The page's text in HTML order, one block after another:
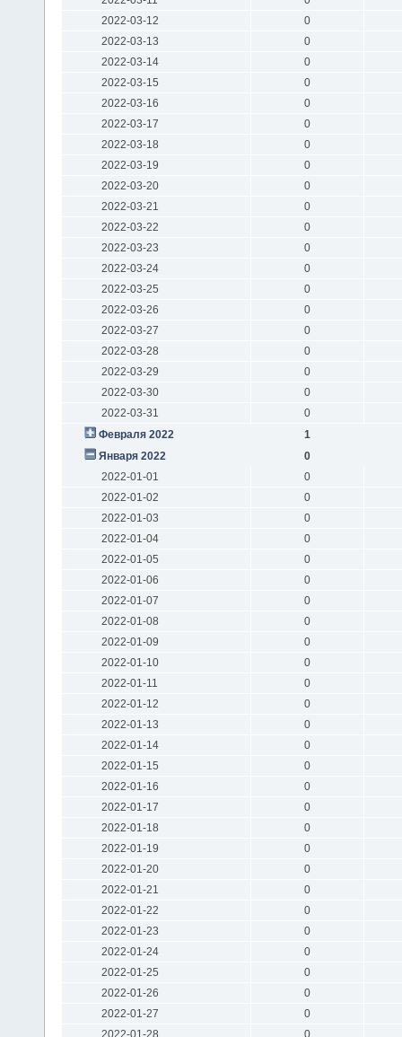
2022-03-12
0
2022-03-13
0
2022-03-14
0
2022-03-15
0
2022-03-16
0
2022-03-17
0
2022-03-18
0
2022-03-19
0
2022-03-20
0
2022-03-21
0
2022-03-22
0
2022-03-23
0
2022-03-24
0
2022-03-25
0
2022-03-26
0
2022-03-27
0
2022-03-28
0
2022-03-29
0
2022-03-30
0
2022-03-31
0
Февраля 2022
1
Января 2022
0
2022-01-01
0
2022-01-02
0
2022-01-03
0
2022-01-04
0
2022-01-05
0
2022-01-06
0
2022-01-07
0
2022-01-08
0
2022-01-09
0
2022-01-10
0
2022-01-11
0
2022-01-12
0
2022-01-13
0
2022-01-14
0
2022-01-15
0
2022-01-16
0
2022-01-17
0
2022-01-18
0
2022-01-19
0
2022-01-20
0
2022-01-21
0
2022-01-22
0
2022-01-23
0
2022-01-24
0
2022-01-25
0
2022-01-26
0
2022-01-27
0
2022-01-28
0